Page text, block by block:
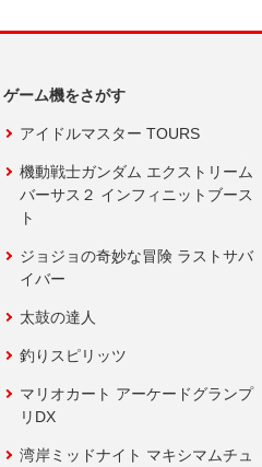
ゲーム機をさがす
アイドルマスター TOURS
機動戦士ガンダム エクストリーム
バーサス２ インフィニットブース
ト
ジョジョの奇妙な冒険 ラストサバ
イバー
太鼓の達人
釣りスピリッツ
マリオカート アーケードグランプ
リDX
湾岸ミッドナイト マキシマムチュ